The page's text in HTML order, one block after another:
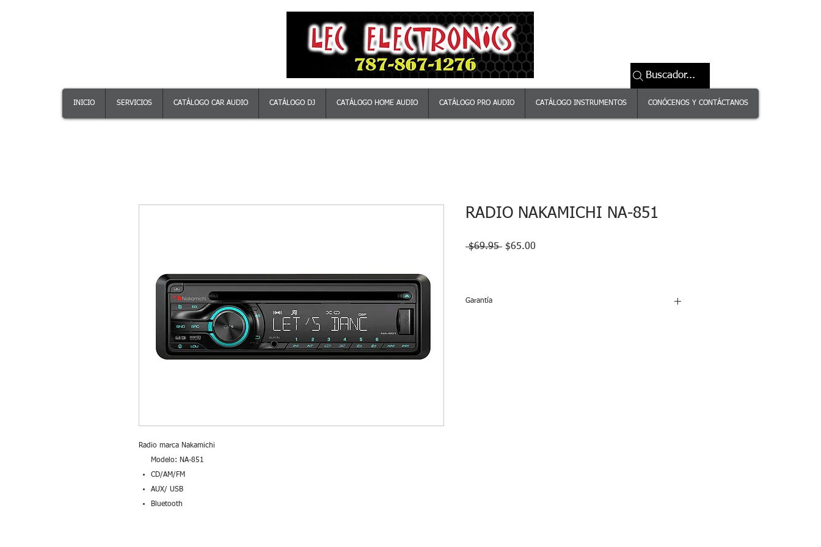
Buscador...
INICIO SERVICIOS CATÁLOGO CAR AUDIO CATÁLOGO DJ CATÁLOGO HOME AUDIO CATÁLOGO PRO AUDIO CATÁLOGO INSTRUMENTOS CONÓCENOS Y CONTÁCTANOS
Radio marca Nakamichi
Modelo: NA-851
CD/AM/FM
AUX/ USB
Bluetooth
RADIO NAKAMICHI NA-851
$69.95 Precio
$65.00
Garantía